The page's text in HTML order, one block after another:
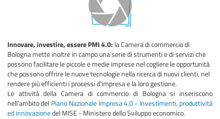
Innovare, investire, essere PMI 4.0: la Camera di commercio di
Bologna mette inoltre in campo una serie di strumenti e di servizi che
possono facilitare le piccole e medie imprese nel cogliere le opportunità
che possono offrire le nuove tecnologie nella ricerca di nuovi clienti, nel
rendere più efficienti i processi d'impresa e la loro gestione.
Le attività della Camera di commercio di Bologna si inseriscono
nell’ambito del Piano Nazionale Impresa 4.0 - Investimenti, produttività
ed innovazionedel MISE - Ministero dello Sviluppo economico.